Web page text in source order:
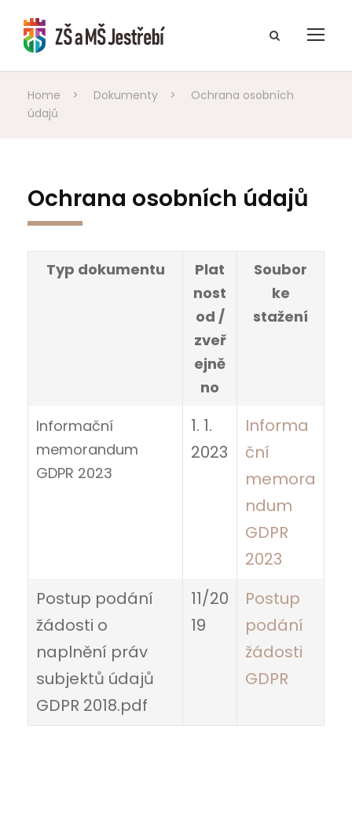
Home > Dokumenty >
Ochrana osobních
údajů
Ochrana osobních údajů
Typ dokumentu
Plat
nost
od /
zveř
ejně
no
Soubor
ke
stažení
Informační
memorandum
GDPR 2023
1. 1.
2023
Informa
ční
memora
ndum
GDPR
2023
Postup podání
žádosti o
naplnění práv
subjektů údajů
GDPR 2018.pdf
11/20
19
Postup
podání
žádosti
GDPR